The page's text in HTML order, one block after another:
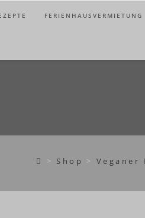
FERIENHAUSVERMIETUNG
> Shop > Veganer